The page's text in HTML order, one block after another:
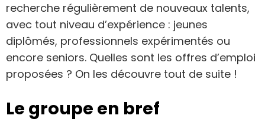
recherche régulièrement de nouveaux talents,
avec tout niveau d’expérience : jeunes
diplômés, professionnels expérimentés ou
encore seniors. Quelles sont les offres d’emploi
proposées ? On les découvre tout de suite !
Le groupe en bref